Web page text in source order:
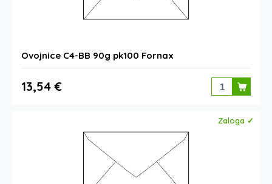
Ovojnice C4-BB 90g pk100 Fornax
13,54 €
Zaloga ✓